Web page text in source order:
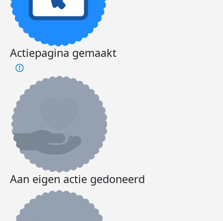
Actiepagina gemaakt
Aan eigen actie gedoneerd